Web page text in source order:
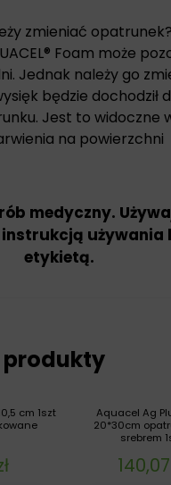
zmieniać opatrunek?
Foam może
Jednak należy go
będzie dochodził
Jest to widoczne
na powierzchni
medyczny.
instrukcją używania
etykietą.
produkty
Aquacel Ag
20*30cm
srebrem
140,07
cm 1szt